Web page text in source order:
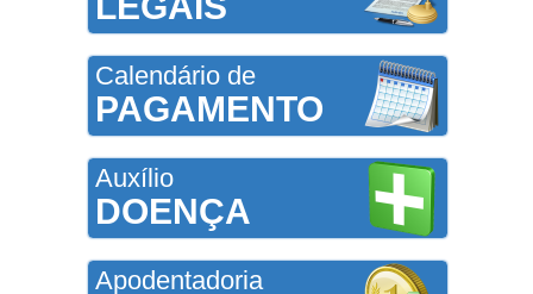
Calendário de
PAGAMENTO
Auxílio
DOENÇA
Apodentadoria